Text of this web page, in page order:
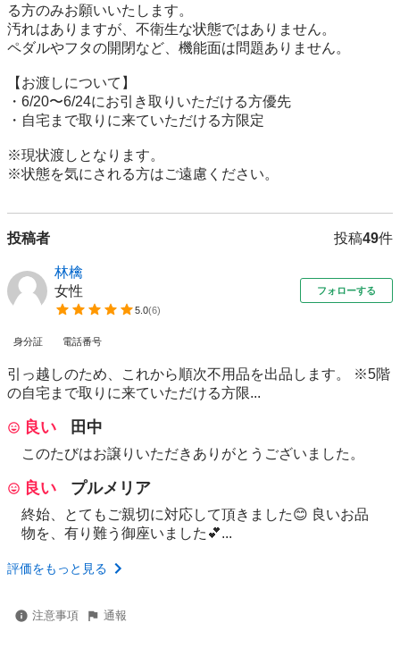
る方のみお願いいたします。
汚れはありますが、不衛生な状態ではありません。
ペダルやフタの開閉など、機能面は問題ありません。
【お渡しについて】
・6/20〜6/24にお引き取りいただける方優先
・自宅まで取りに来ていただける方限定
※現状渡しとなります。
※状態を気にされる方はご遠慮ください。
投稿者 投稿49件
林檎
女性
5.0(6)
フォローする
身分証 電話番号
引っ越しのため、これから順次不用品を出品します。 ※5階
の自宅まで取りに来ていただける方限...
良い 田中
このたびはお譲りいただきありがとうございました。
良い プルメリア
終始、とてもご親切に対応して頂きました😊 良いお品
物を、有り難う御座いました💕...
評価をもっと見る
注意事項 通報